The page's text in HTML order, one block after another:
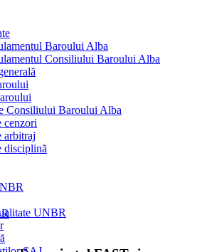
Baroului Alba
Consiliului Baroului Alba
Consiliului Baroului Alba
cenzori
arbitraj
disciplină
UNBR